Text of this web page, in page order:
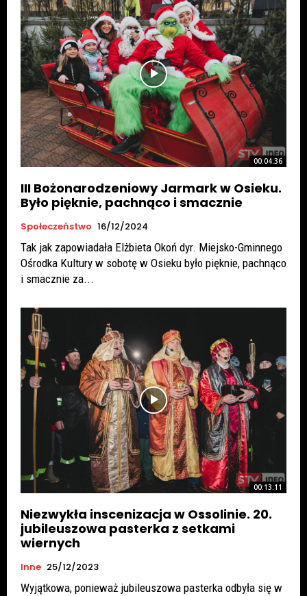
00:04:36
III Bożonarodzeniowy Jarmark w Osieku.
Było pięknie, pachnąco i smacznie
Społeczeństwo 16/12/2024
Tak jak zapowiadała Elżbieta Okoń dyr. Miejsko-Gminnego
Ośrodka Kultury w sobotę w Osieku było pięknie, pachnąco
i smacznie za...
00:13:11
Niezwykła inscenizacja w Ossolinie. 20.
jubileuszowa pasterka z setkami
wiernych
Inne 25/12/2023
Wyjątkowa, ponieważ jubileuszowa pasterka odbyła się w